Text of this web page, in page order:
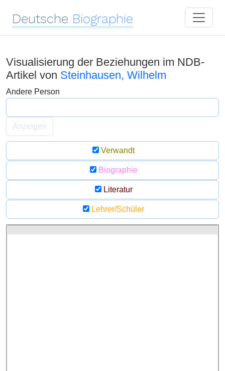
Deutsche Biographie
Visualisierung der Beziehungen im NDB-
Artikel von Steinhausen, Wilhelm
Andere Person
Anzeigen
Verwandt
Biographie
Literatur
Lehrer/Schüler